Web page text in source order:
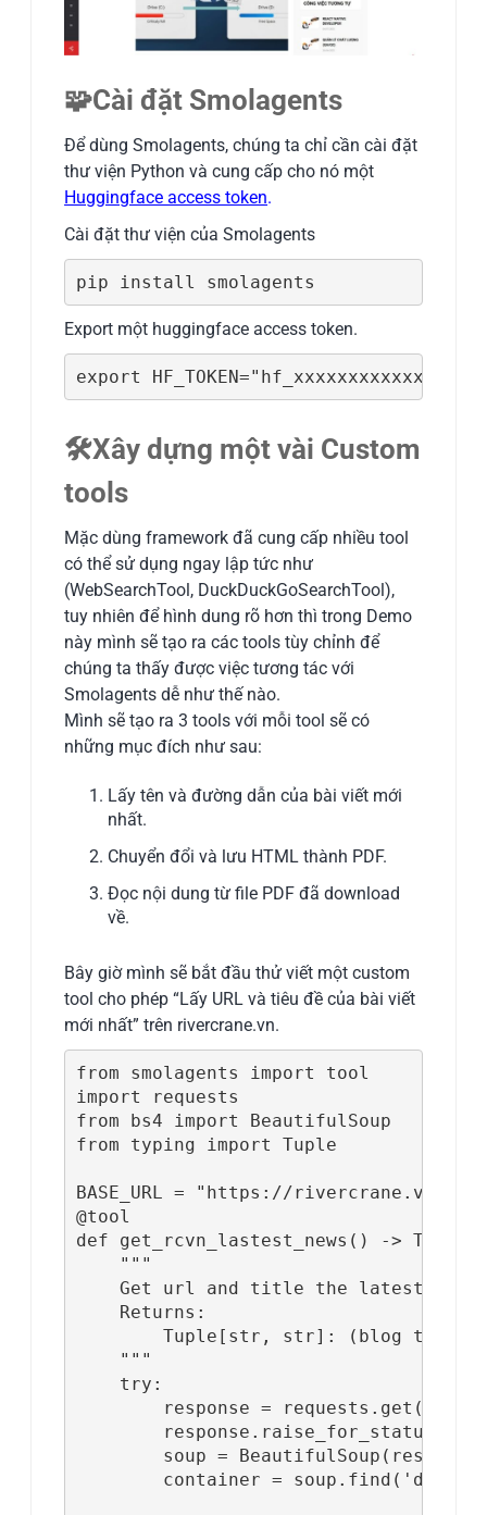
🧩Cài đặt Smolagents
Để dùng Smolagents, chúng ta chỉ cần cài đặt
thư viện Python và cung cấp cho nó một
Huggingface access token.
Cài đặt thư viện của Smolagents
pip install smolagents
Export một huggingface access token.
export
🛠️Xây dựng một vài Custom
tools
Mặc dùng framework đã cung cấp nhiều tool
có thể sử dụng ngay lập tức như
(WebSearchTool, DuckDuckGoSearchTool),
tuy nhiên để hình dung rõ hơn thì trong Demo
này mình sẽ tạo ra các tools tùy chỉnh để
chúng ta thấy được việc tương tác với
Smolagents dễ như thế nào.
Mình sẽ tạo ra 3 tools với mỗi tool sẽ có
những mục đích như sau:
Lấy tên và đường dẫn của bài viết mới
nhất.
Chuyển đổi và lưu HTML thành PDF.
Đọc nội dung từ file PDF đã download
về.
Bây giờ mình sẽ bắt đầu thử viết một custom
tool cho phép “Lấy URL và tiêu đề của bài viết
mới nhất” trên rivercrane.vn.
from smolagents import tool
import requests
from bs4 import BeautifulSoup
from typing import Tuple
BASE_URL = "https://rivercrane.vn/vi/
@tool
def get_rcvn_lastest_news() ->
    """
Get url and title the latest
    Returns:
Tuple[str, str]: (blog title,
    """
    try:
response =
        response.raise_for_status()
soup =
container = soup.find('div',